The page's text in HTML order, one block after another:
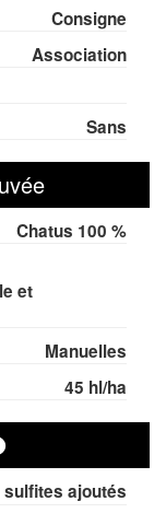
Consigne
Association
Sans
Chatus 100 %
et
Manuelles
45 hl/ha
sulfites ajoutés